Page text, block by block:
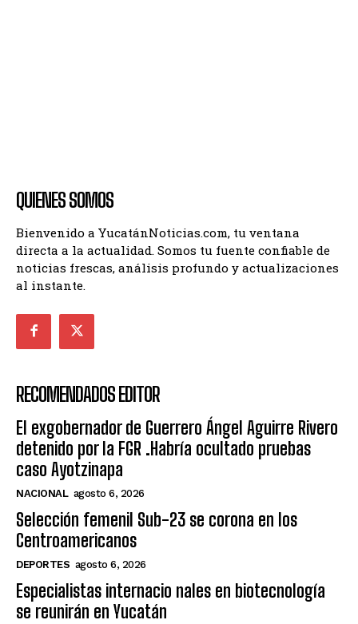
QUIENES SOMOS
Bienvenido a YucatánNoticias.com, tu ventana
directa a la actualidad. Somos tu fuente confiable de
noticias frescas, análisis profundo y actualizaciones
al instante.
RECOMENDADOS EDITOR
El exgobernador de Guerrero Ángel Aguirre Rivero
detenido por la FGR .Habría ocultado pruebas
caso Ayotzinapa
NACIONAL agosto 6, 2026
Selección femenil Sub-23 se corona en los
Centroamericanos
DEPORTES agosto 6, 2026
Especialistas internacio nales en biotecnología
se reunirán en Yucatán